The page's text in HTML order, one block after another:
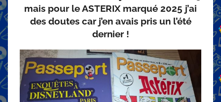
mais pour le ASTERIX marqué 2025 j’ai
des doutes car j’en avais pris un l’été
dernier !